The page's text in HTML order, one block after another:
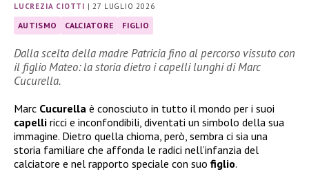
LUCREZIA CIOTTI |27 LUGLIO 2026
AUTISMO CALCIATORE FIGLIO
Dalla scelta della madre Patricia fino al percorso vissuto con
il figlio Mateo: la storia dietro i capelli lunghi di Marc
Cucurella.
Marc Cucurella è conosciuto in tutto il mondo per i suoi
capelli ricci e inconfondibili, diventati un simbolo della sua
immagine. Dietro quella chioma, però, sembra ci sia una
storia familiare che affonda le radici nell’infanzia del
calciatore e nel rapporto speciale con suo figlio.